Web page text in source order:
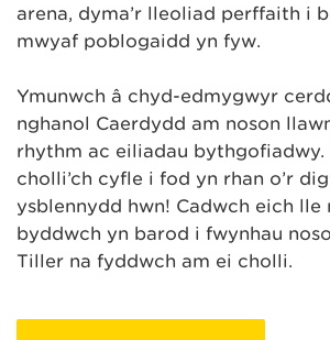
arena, dyma’r lleoliad perffaith i
mwyaf poblogaidd yn fyw.
Ymunwch â chyd-edmygwyr
nghanol Caerdydd am noson
rhythm ac eiliadau bythgofiadwy.
cholli’ch cyfle i fod yn rhan o’r
ysblennydd hwn! Cadwch eich lle
byddwch yn barod i fwynhau
Tiller na fyddwch am ei cholli.